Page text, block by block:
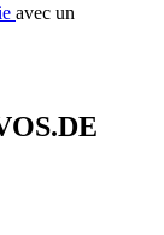
avec un